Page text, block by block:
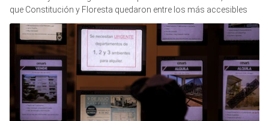
que Constitución y Floresta quedaron entre los más accesibles